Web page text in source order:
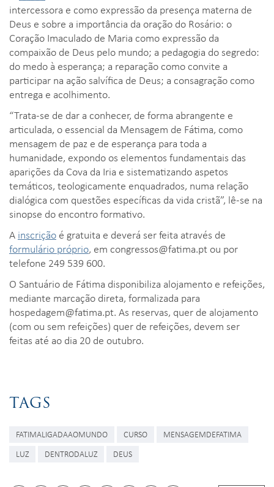
intercessora e como expressão da presença materna de
Deus e sobre a importância da oração do Rosário: o
Coração Imaculado de Maria como expressão da
compaixão de Deus pelo mundo; a pedagogia do segredo:
do medo à esperança; a reparação como convite a
participar na ação salvífica de Deus; a consagração como
entrega e acolhimento.
“Trata-se de dar a conhecer, de forma abrangente e
articulada, o essencial da Mensagem de Fátima, como
mensagem de paz e de esperança para toda a
humanidade, expondo os elementos fundamentais das
aparições da Cova da Iria e sistematizando aspetos
temáticos, teologicamente enquadrados, numa relação
dialógica com questões específicas da vida cristã”, lê-se na
sinopse do encontro formativo.
A inscrição é gratuita e deverá ser feita através de
formulário próprio, em congressos@fatima.pt ou por
telefone 249 539 600.
O Santuário de Fátima disponibiliza alojamento e refeições,
mediante marcação direta, formalizada para
hospedagem@fatima.pt. As reservas, quer de alojamento
(com ou sem refeições) quer de refeições, devem ser
feitas até ao dia 20 de outubro.
TAGS
FATIMALIGADAAOMUNDO CURSO
MENSAGEMDEFATIMA
LUZ
DENTRODALUZ DEUS